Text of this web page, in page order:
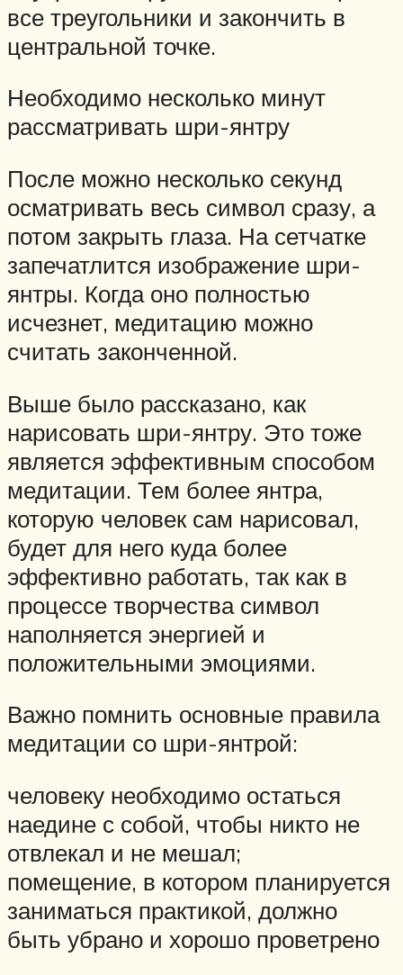
все треугольники и закончить в
центральной точке.
Необходимо несколько минут
рассматривать шри-янтру
После можно несколько секунд
осматривать весь символ сразу, а
потом закрыть глаза. На сетчатке
запечатлится изображение шри-
янтры. Когда оно полностью
исчезнет, медитацию можно
считать законченной.
Выше было рассказано, как
нарисовать шри-янтру. Это тоже
является эффективным способом
медитации. Тем более янтра,
которую человек сам нарисовал,
будет для него куда более
эффективно работать, так как в
процессе творчества символ
наполняется энергией и
положительными эмоциями.
Важно помнить основные правила
медитации со шри-янтрой:
человеку необходимо остаться
наедине с собой, чтобы никто не
отвлекал и не мешал;
помещение, в котором планируется
заниматься практикой, должно
быть убрано и хорошо проветрено